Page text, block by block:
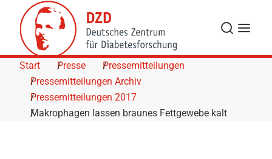
Skip to Content
Suche
Start Presse
Pressemitteilungen
Pressemitteilungen Archiv
Pressemitteilungen 2017
Makrophagen lassen braunes Fettgewebe kalt